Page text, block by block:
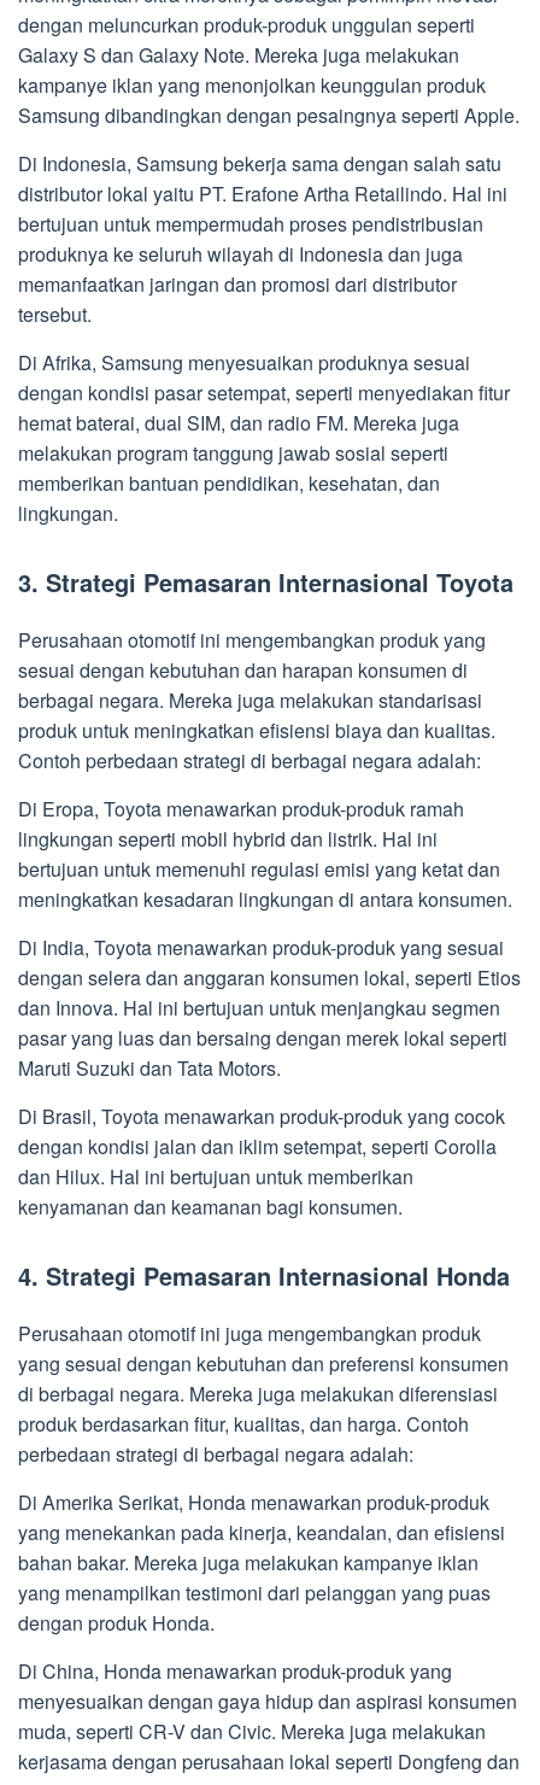
dengan meluncurkan produk-produk unggulan seperti
Galaxy S dan Galaxy Note. Mereka juga melakukan
kampanye iklan yang menonjolkan keunggulan produk
Samsung dibandingkan dengan pesaingnya seperti Apple.
Di Indonesia, Samsung bekerja sama dengan salah satu
distributor lokal yaitu PT. Erafone Artha Retailindo. Hal ini
bertujuan untuk mempermudah proses pendistribusian
produknya ke seluruh wilayah di Indonesia dan juga
memanfaatkan jaringan dan promosi dari distributor
tersebut.
Di Afrika, Samsung menyesuaikan produknya sesuai
dengan kondisi pasar setempat, seperti menyediakan fitur
hemat baterai, dual SIM, dan radio FM. Mereka juga
melakukan program tanggung jawab sosial seperti
memberikan bantuan pendidikan, kesehatan, dan
lingkungan.
3. Strategi Pemasaran Internasional Toyota
Perusahaan otomotif ini mengembangkan produk yang
sesuai dengan kebutuhan dan harapan konsumen di
berbagai negara. Mereka juga melakukan standarisasi
produk untuk meningkatkan efisiensi biaya dan kualitas.
Contoh perbedaan strategi di berbagai negara adalah:
Di Eropa, Toyota menawarkan produk-produk ramah
lingkungan seperti mobil hybrid dan listrik. Hal ini
bertujuan untuk memenuhi regulasi emisi yang ketat dan
meningkatkan kesadaran lingkungan di antara konsumen.
Di India, Toyota menawarkan produk-produk yang sesuai
dengan selera dan anggaran konsumen lokal, seperti Etios
dan Innova. Hal ini bertujuan untuk menjangkau segmen
pasar yang luas dan bersaing dengan merek lokal seperti
Maruti Suzuki dan Tata Motors.
Di Brasil, Toyota menawarkan produk-produk yang cocok
dengan kondisi jalan dan iklim setempat, seperti Corolla
dan Hilux. Hal ini bertujuan untuk memberikan
kenyamanan dan keamanan bagi konsumen.
4. Strategi Pemasaran Internasional Honda
Perusahaan otomotif ini juga mengembangkan produk
yang sesuai dengan kebutuhan dan preferensi konsumen
di berbagai negara. Mereka juga melakukan diferensiasi
produk berdasarkan fitur, kualitas, dan harga. Contoh
perbedaan strategi di berbagai negara adalah:
Di Amerika Serikat, Honda menawarkan produk-produk
yang menekankan pada kinerja, keandalan, dan efisiensi
bahan bakar. Mereka juga melakukan kampanye iklan
yang menampilkan testimoni dari pelanggan yang puas
dengan produk Honda.
Di China, Honda menawarkan produk-produk yang
menyesuaikan dengan gaya hidup dan aspirasi konsumen
muda, seperti CR-V dan Civic. Mereka juga melakukan
kerjasama dengan perusahaan lokal seperti Dongfeng dan